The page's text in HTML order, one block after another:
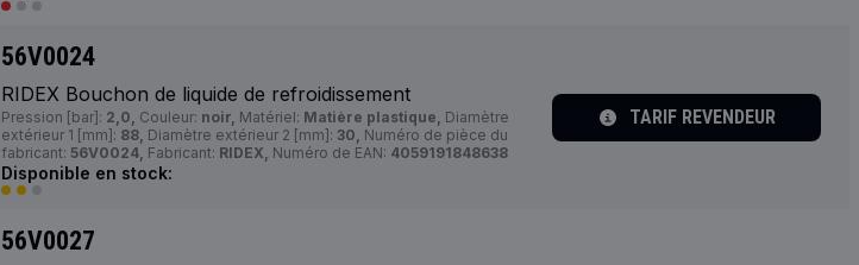
56V0024
RIDEX Bouchon de liquide de refroidissement
Pression [bar]: 2,0, Couleur: noir, Matériel: Matière plastique, Diamètre
extérieur 1 [mm]: 88, Diamètre extérieur 2 [mm]: 30, Numéro de pièce du
fabricant: 56V0024, Fabricant: RIDEX, Numéro de EAN: 4059191848638
Disponible en stock:
TARIF REVENDEUR
56V0027